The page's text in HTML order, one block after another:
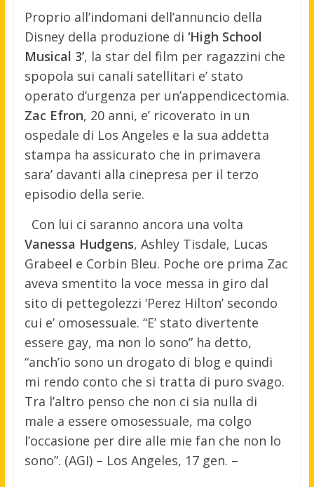
Proprio all’indomani dell’annuncio della
Disney della produzione di ‘High School
Musical 3’, la star del film per ragazzini che
spopola sui canali satellitari e’ stato
operato d’urgenza per un’appendicectomia.
Zac Efron, 20 anni, e’ ricoverato in un
ospedale di Los Angeles e la sua addetta
stampa ha assicurato che in primavera
sara’ davanti alla cinepresa per il terzo
episodio della serie.
Con lui ci saranno ancora una volta
Vanessa Hudgens, Ashley Tisdale, Lucas
Grabeel e Corbin Bleu. Poche ore prima Zac
aveva smentito la voce messa in giro dal
sito di pettegolezzi ‘Perez Hilton’ secondo
cui e’ omosessuale. “E’ stato divertente
essere gay, ma non lo sono” ha detto,
“anch’io sono un drogato di blog e quindi
mi rendo conto che si tratta di puro svago.
Tra l’altro penso che non ci sia nulla di
male a essere omosessuale, ma colgo
l’occasione per dire alle mie fan che non lo
sono”. (AGI) – Los Angeles, 17 gen. –